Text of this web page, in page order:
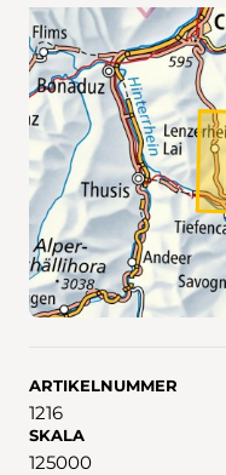
ARTIKELNUMMER
1216
SKALA
125000